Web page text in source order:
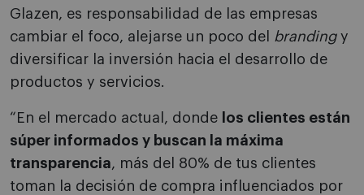
Glazen, es responsabilidad de las empresas
cambiar el foco, alejarse un poco del
brandingy
diversificar la inversión hacia el desarrollo de
productos y servicios.
“En el mercado actual, donde
los clientes están
súper informados y buscan la máxima
transparencia, más del 80% de tus clientes
toman la decisión de compra influenciados por